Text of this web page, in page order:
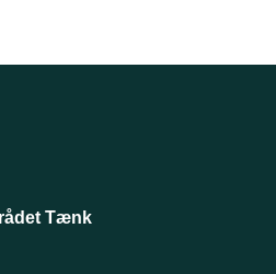
Tænk